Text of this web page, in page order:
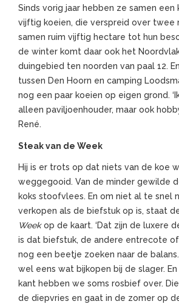
Sinds vorig jaar hebben ze samen een
vijftig koeien, die verspreid over twee
samen ruim vijftig hectare tot hun
de winter komt daar ook het
duingebied ten noorden van paal 12.
tussen Den Hoorn en camping
nog een paar koeien op eigen grond.
alleen paviljoenhouder, maar ook
René.
Steak van de Week
Hij is er trots op dat niets van de koe
weggegooid. Van de minder gewilde
koks stoofvlees. En om niet al te snel
verkopen als de biefstuk op is, staat
Weekop de kaart. ‘Dat zijn de luxere
is dat biefstuk, de andere entrecote
nog een beetje zoeken naar de
wel eens wat bijkopen bij de slager.
kant hebben we soms rosbief over.
de diepvries en gaat in de zomer op